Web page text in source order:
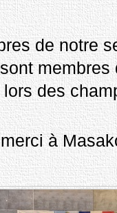
de notre
membres
des
à